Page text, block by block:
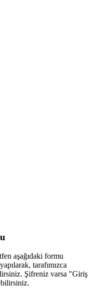
aşağıdaki formu
tarafımızca
Şifreniz varsa "Giriş